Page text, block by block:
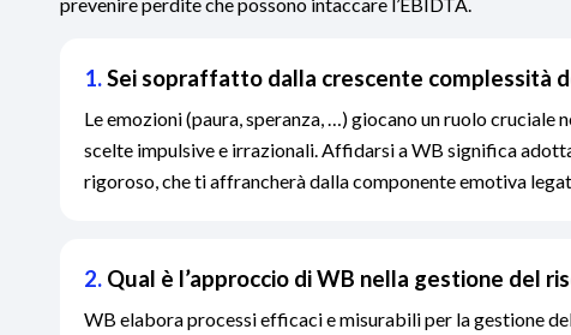
1.Sei sopraffatto dalla crescente complessità
Le emozioni (paura, speranza, …) giocano un ruolo cruciale
scelte impulsive e irrazionali. Affidarsi a WB significa
rigoroso, che ti affrancherà dalla componente emotiva
2. Qual è l’approccio di WB nella gestione del
WB elabora processi efficaci e misurabili per la gestione